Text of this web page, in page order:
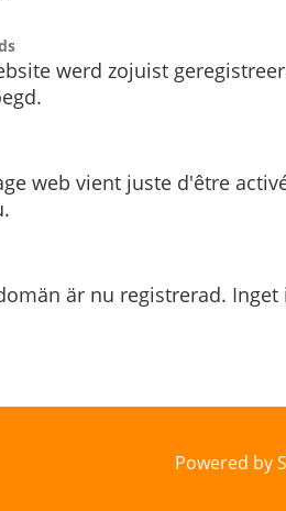
werd zojuist
web vient juste d'être
är nu registrerad.
Powered by